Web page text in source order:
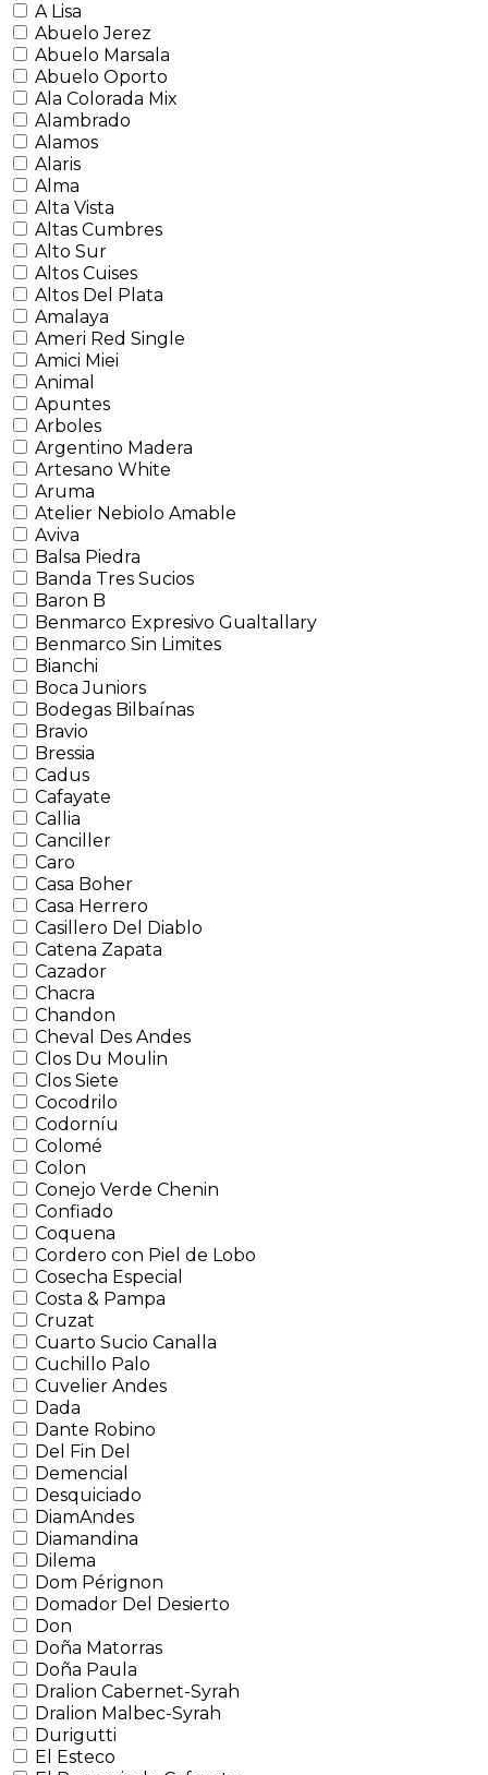
A Lisa
Abuelo Jerez
Abuelo Marsala
Abuelo Oporto
Ala Colorada Mix
Alambrado
Alamos
Alaris
Alma
Alta Vista
Altas Cumbres
Alto Sur
Altos Cuises
Altos Del Plata
Amalaya
Ameri Red Single
Amici Miei
Animal
Apuntes
Arboles
Argentino Madera
Artesano White
Aruma
Atelier Nebiolo Amable
Aviva
Balsa Piedra
Banda Tres Sucios
Baron B
Benmarco Expresivo Gualtallary
Benmarco Sin Limites
Bianchi
Boca Juniors
Bodegas Bilbaínas
Bravio
Bressia
Cadus
Cafayate
Callia
Canciller
Caro
Casa Boher
Casa Herrero
Casillero Del Diablo
Catena Zapata
Cazador
Chacra
Chandon
Cheval Des Andes
Clos Du Moulin
Clos Siete
Cocodrilo
Codorníu
Colomé
Colon
Conejo Verde Chenin
Confiado
Coquena
Cordero con Piel de Lobo
Cosecha Especial
Costa & Pampa
Cruzat
Cuarto Sucio Canalla
Cuchillo Palo
Cuvelier Andes
Dada
Dante Robino
Del Fin Del
Demencial
Desquiciado
DiamAndes
Diamandina
Dilema
Dom Pérignon
Domador Del Desierto
Don
Doña Matorras
Doña Paula
Dralion Cabernet-Syrah
Dralion Malbec-Syrah
Durigutti
El Esteco